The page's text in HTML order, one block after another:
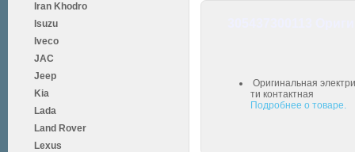
Iran Khodro
Isuzu
Iveco
JAC
Jeep
Kia
Lada
Land Rover
Lexus
Оригинальная
ти контактная
Подробнее о товаре.